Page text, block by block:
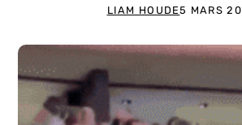
LIAM HOUDE5 MARS